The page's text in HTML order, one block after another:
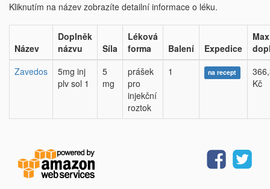
Kliknutím na název zobrazíte detailní informace o léku.
Název
Doplněk
názvu
Síla
Léková
forma
Balení Expedice
Zavedos
5mg inj
plv sol 1
5
mg
prášek
pro
injekční
roztok
1 na recept
Kč